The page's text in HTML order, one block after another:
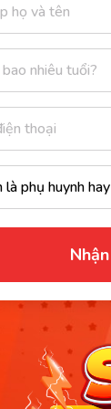
sau đây:
tảng
học
Math
biết đến là
được
bám sát